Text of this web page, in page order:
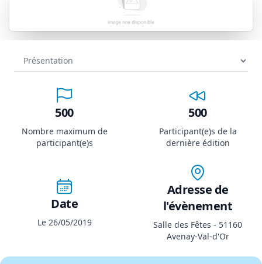
500
Nombre maximum de
participant(e)s
500
Participant(e)s de la
dernière édition
Date
Le 26/05/2019
Adresse de
l'évènement
Salle des Fêtes - 51160
Avenay-Val-d'Or